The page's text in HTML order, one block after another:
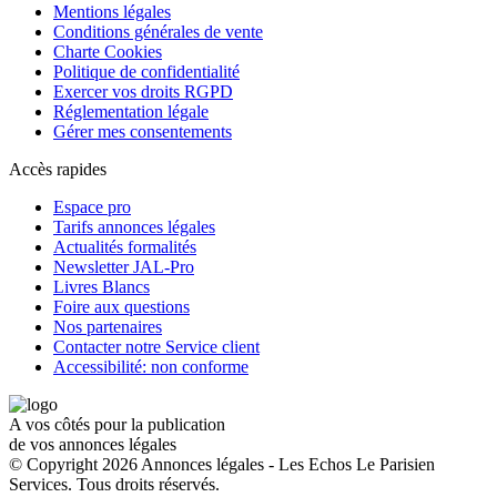
Mentions légales
Conditions générales de vente
Charte Cookies
Politique de confidentialité
Exercer vos droits RGPD
Réglementation légale
Gérer mes consentements
Accès rapides
Espace pro
Tarifs annonces légales
Actualités formalités
Newsletter JAL-Pro
Livres Blancs
Foire aux questions
Nos partenaires
Contacter notre Service client
Accessibilité: non conforme
A vos côtés pour la publication
de vos annonces légales
© Copyright 2026 Annonces légales - Les Echos Le Parisien
Services. Tous droits réservés.